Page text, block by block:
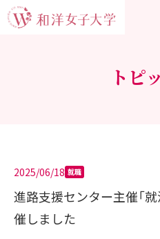
トピ
2025/06/18 就職
進路支援センター主催「
催しました